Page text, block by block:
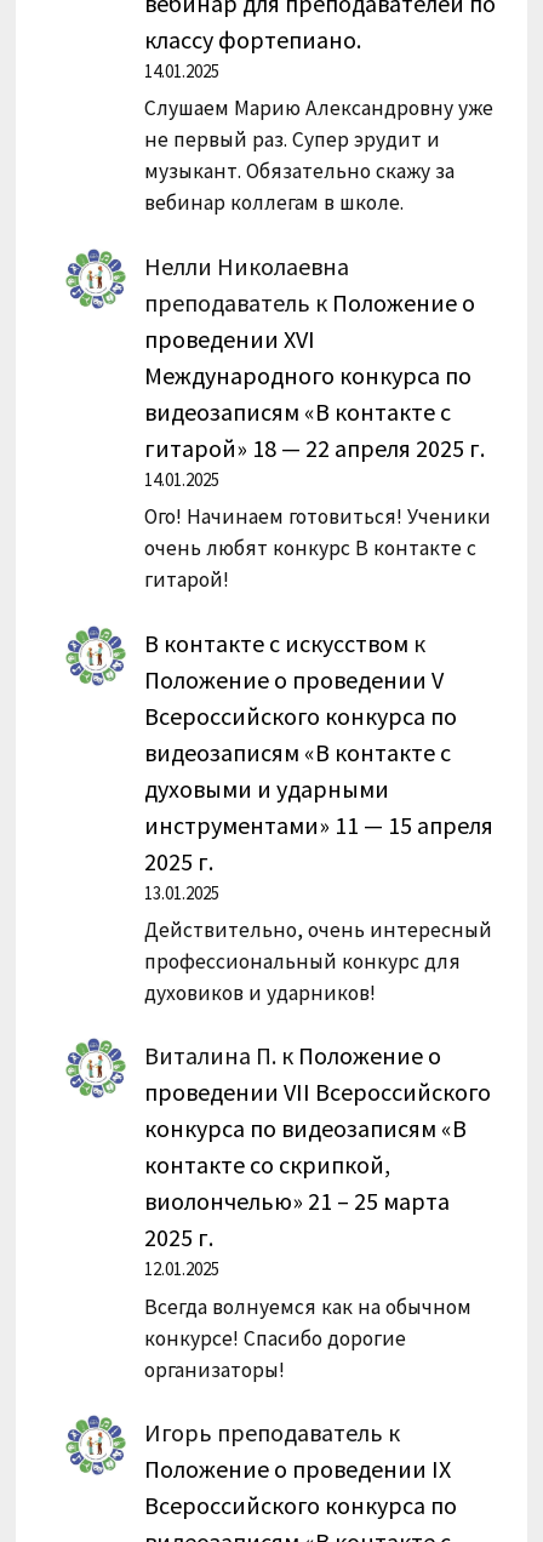
классу фортепиано.
14.01.2025
Слушаем Марию Александровну уже
не первый раз. Супер эрудит и
музыкант. Обязательно скажу за
вебинар коллегам в школе.
Нелли Николаевна
преподаватель к Положение о
проведении XVI
Международного конкурса по
видеозаписям «В контакте с
гитарой» 18 — 22 апреля 2025 г.
14.01.2025
Ого! Начинаем готовиться! Ученики
очень любят конкурс В контакте с
гитарой!
В контакте с искусством к
Положение о проведении V
Всероссийского конкурса по
видеозаписям «В контакте с
духовыми и ударными
инструментами» 11 — 15 апреля
2025 г.
13.01.2025
Действительно, очень интересный
профессиональный конкурс для
духовиков и ударников!
Виталина П. к Положение о
проведении VII Всероссийского
конкурса по видеозаписям «В
контакте со скрипкой,
виолончелью» 21 – 25 марта
2025 г.
12.01.2025
Всегда волнуемся как на обычном
конкурсе! Спасибо дорогие
организаторы!
Игорь преподаватель к
Положение о проведении IX
Всероссийского конкурса по